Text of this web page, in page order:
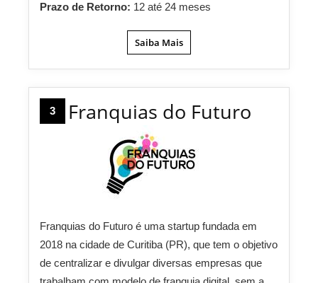
Prazo de Retorno: 12 até 24 meses
Saiba Mais
3 Franquias do Futuro
Franquias do Futuro é uma startup fundada em
2018 na cidade de Curitiba (PR), que tem o objetivo
de centralizar e divulgar diversas empresas que